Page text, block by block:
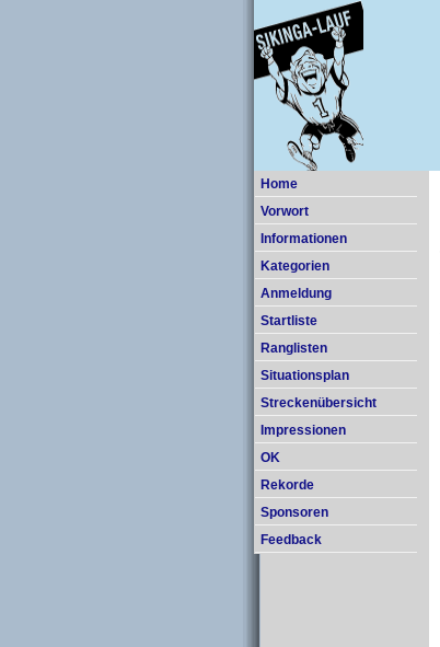
Home
Vorwort
Informationen
Kategorien
Anmeldung
Startliste
Ranglisten
Situationsplan
Streckenübersicht
Impressionen
OK
Rekorde
Sponsoren
Feedback